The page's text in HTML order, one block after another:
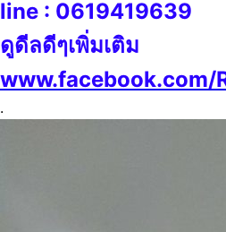
line : 0619419639
ดูดีลดีๆเพิ่มเติม
www.facebook.com/
.